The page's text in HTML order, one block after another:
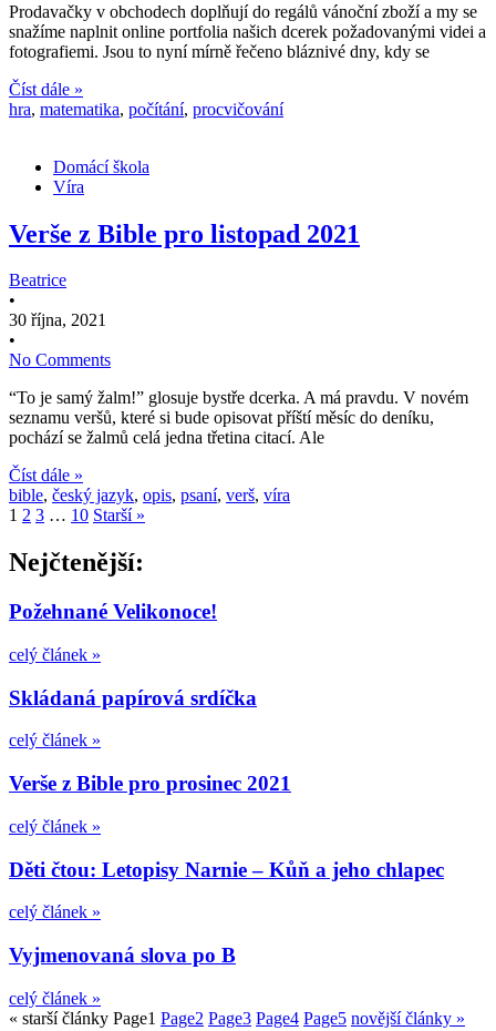
Prodavačky v obchodech doplňují do regálů vánoční zboží a my se
snažíme naplnit online portfolia našich dcerek požadovanými videi a
fotografiemi. Jsou to nyní mírně řečeno bláznivé dny, kdy se
Číst dále »
hra, matematika, počítání, procvičování
Domácí škola
Víra
Verše z Bible pro listopad 2021
Beatrice
•
30 října, 2021
•
No Comments
“To je samý žalm!” glosuje bystře dcerka. A má pravdu. V novém
seznamu veršů, které si bude opisovat příští měsíc do deníku,
pochází se žalmů celá jedna třetina citací. Ale
Číst dále »
bible, český jazyk, opis, psaní, verš, víra
1 2 3 … 10 Starší »
Nejčtenější:
Požehnané Velikonoce!
celý článek »
Skládaná papírová srdíčka
celý článek »
Verše z Bible pro prosinec 2021
celý článek »
Děti čtou: Letopisy Narnie – Kůň a jeho chlapec
celý článek »
Vyjmenovaná slova po B
celý článek »
« starší články Page1 Page2 Page3 Page4 Page5 novější články »